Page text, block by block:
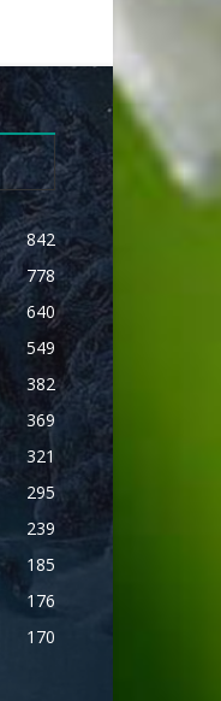
842
778
640
549
382
369
321
295
239
185
176
170